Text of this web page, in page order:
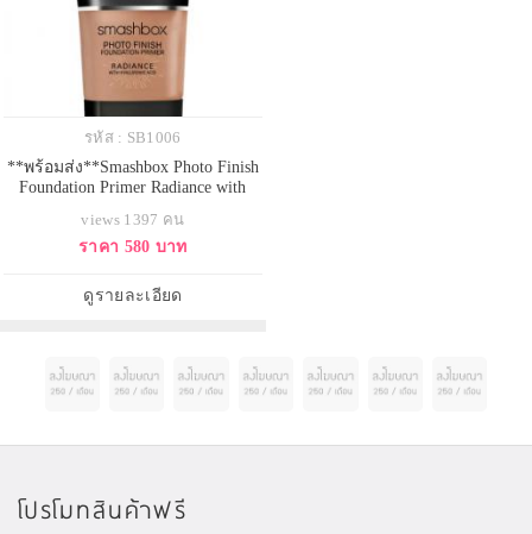
รหัส : SB1006
**พร้อมส่ง**Smashbox Photo Finish
Foundation Primer Radiance with
อร์เนื้อครีมเนียนละเอียดในโทนสี
บรอนซ์ประกายมุกที่อุดมด้วย
เติมเต็มความชุ่มชื่นให้ผิวได้
ยาวนานตลอดวัน พร้อมมอบประกาย
views 1397 คน
ราคา 580 บาท
ดูรายละเอียด
โปรโมทสินค้าฟรี